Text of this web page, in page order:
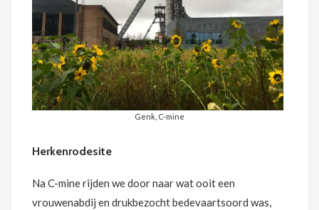
Genk, C-mine
Herkenrodesite
Na C-mine rijden we door naar wat ooit een
vrouwenabdij en drukbezocht bedevaartsoord was,